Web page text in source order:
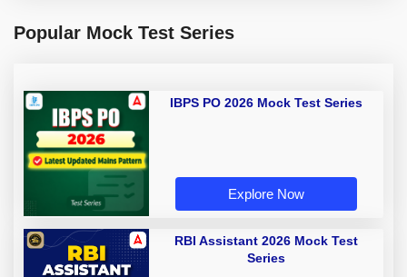
Popular Mock Test Series
IBPS PO 2026 Mock Test Series
Explore Now
RBI Assistant 2026 Mock Test
Series